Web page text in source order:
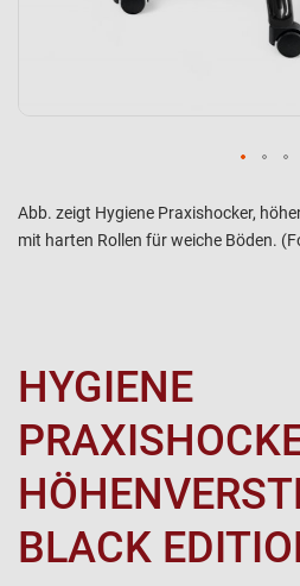
Abb. zeigt Hygiene Praxishocker,
mit harten Rollen für weiche Böden.
HYGIENE
BLACK